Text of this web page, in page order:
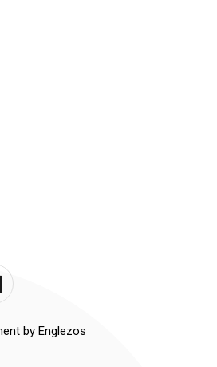
by Englezos